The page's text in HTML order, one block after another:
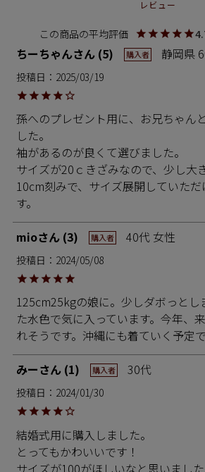
レビュー
ちーちゃん 5 購入者 静岡県
投稿日 2025/03/19
孫へのプレゼント用に、お兄ちゃん
した。
袖があるのが良くて選びました。
サイズが20ｃきざみなので、少し大
10cm刻みで、サイズ展開していた
す。
mio 3 購入者 40代 女性
投稿日 2024/05/08
125cm25kgの娘に。少しダボっとし
た水色で気に入っています。今年、
れそうです。沖縄にも着ていく予定
みー 1 購入者 30代
投稿日 2024/01/30
結婚式用に購入しました。
とってもかわいいです！
サイズが100がほしいなと思いまし